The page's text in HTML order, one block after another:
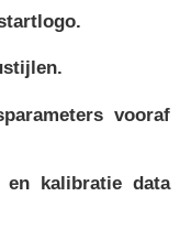
vooraf
en kalibratie data